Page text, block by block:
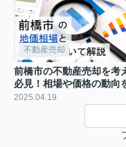
不動産売却
前橋市の不動産売却を考
必見！相場や価格の動向
2025.04.19